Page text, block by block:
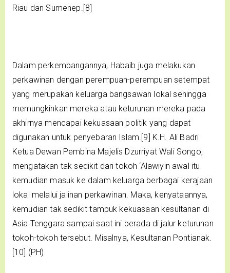
Riau dan Sumenep.[8]
Dalam perkembangannya, Habaib juga melakukan
perkawinan dengan perempuan-perempuan setempat
yang merupakan keluarga bangsawan lokal sehingga
memungkinkan mereka atau keturunan mereka pada
akhirnya mencapai kekuasaan politik yang dapat
digunakan untuk penyebaran Islam.[9] K.H. Ali Badri
Ketua Dewan Pembina Majelis Dzurriyat Wali Songo,
mengatakan tak sedikit dari tokoh ‘Alawiyin awal itu
kemudian masuk ke dalam keluarga berbagai kerajaan
lokal melalui jalinan perkawinan. Maka, kenyataannya,
kemudian tak sedikit tampuk kekuasaan kesultanan di
Asia Tenggara sampai saat ini berada di jalur keturunan
tokoh-tokoh tersebut. Misalnya, Kesultanan Pontianak.
[10] (PH)